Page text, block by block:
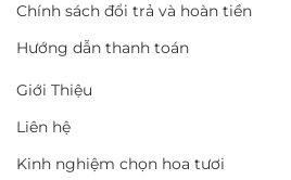
Chính sách đổi trả và hoàn tiền
Hướng dẫn thanh toán
Giới Thiệu
Liên hệ
Kinh nghiệm chọn hoa tươi